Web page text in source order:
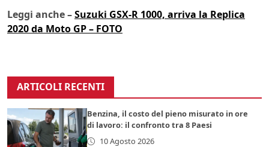
Leggi anche –Suzuki GSX-R 1000, arriva la Replica
2020 da Moto GP – FOTO
ARTICOLI RECENTI
Benzina, il costo del pieno misurato in ore
di lavoro: il confronto tra 8 Paesi
10 Agosto 2026